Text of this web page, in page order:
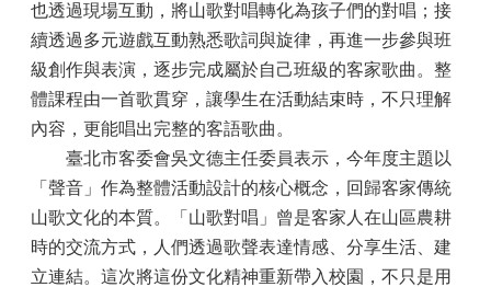
也透過現場互動，將山歌對唱轉化為孩子們的對唱；接
續透過多元遊戲互動熟悉歌詞與旋律，再進一步參與班
級創作與表演，逐步完成屬於自己班級的客家歌曲。整
體課程由一首歌貫穿，讓學生在活動結束時，不只理解
內容，更能唱出完整的客語歌曲。
臺北市客委會吳文德主任委員表示，今年度主題以
「聲音」作為整體活動設計的核心概念，回歸客家傳統
山歌文化的本質。「山歌對唱」曾是客家人在山區農耕
時的交流方式，人們透過歌聲表達情感、分享生活、建
立連結。這次將這份文化精神重新帶入校園，不只是用